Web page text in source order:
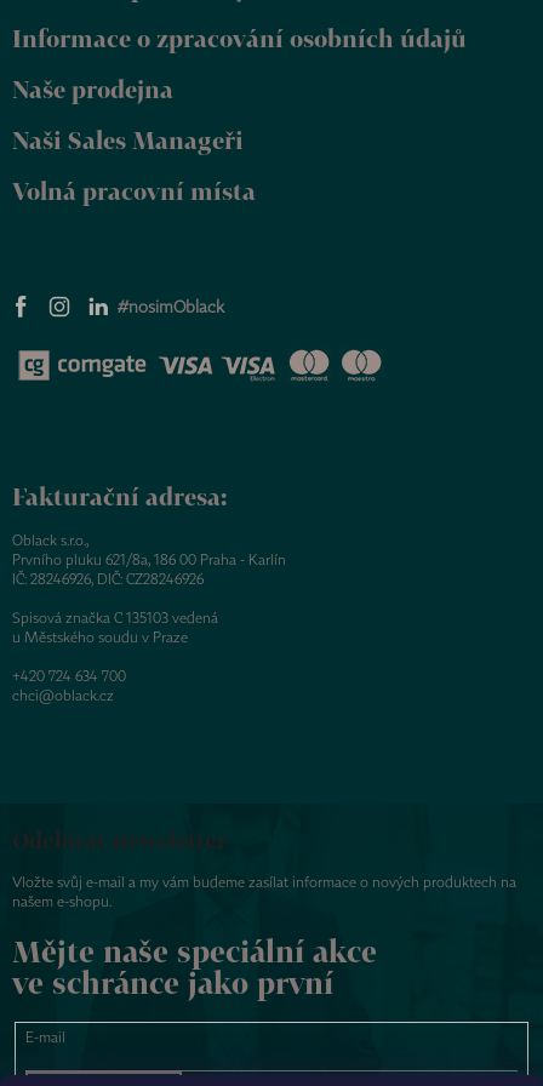
Informace o zpracování osobních údajů
Naše prodejna
Naši Sales Manageři
Volná pracovní místa
#nosimOblack
Fakturační adresa:
Oblack s.r.o.,
Prvního pluku 621/8a, 186 00 Praha - Karlín
IČ: 28246926, DIČ: CZ28246926
Spisová značka C 135103 vedená
u Městského soudu v Praze
+420 724 634 700
chci@oblack.cz
Odebírat newsletter
Vložte svůj e-mail a my vám budeme zasílat informace o nových produktech na
našem e-shopu.
Mějte naše speciální akce
ve schránce jako první
E-mail